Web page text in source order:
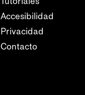
Accesibilidad
Privacidad
Contacto